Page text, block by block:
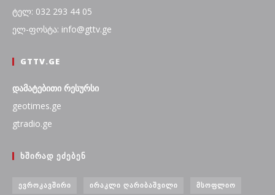
ტელ: 032 293 44 05
ელ-ფოსტა: info@gttv.ge
GTTV.GE
დამატებითი რესურსი
geotimes.ge
gtradio.ge
ᲮᲨᲘᲠᲐᲓ ᲔᲫᲔᲑᲔᲜ
ᲔᲕᲠᲝᲙᲐᲕᲨᲘᲠᲘ ᲘᲠᲐᲙᲚᲘ ᲦᲐᲠᲘᲑᲐᲨᲕᲘᲚᲘ ᲛᲡᲝᲤᲚᲘᲝ